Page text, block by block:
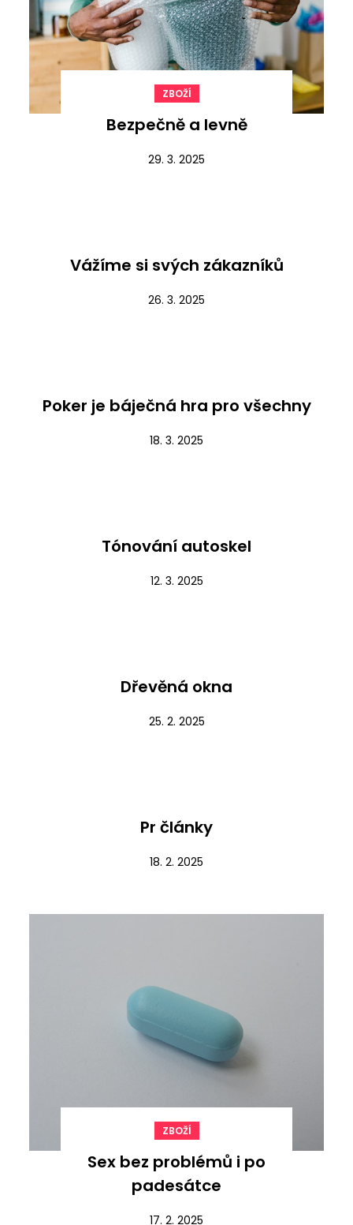
ZBOŽÍ
Bezpečně a levně
29. 3. 2025
Vážíme si svých zákazníků
26. 3. 2025
Poker je báječná hra pro všechny
18. 3. 2025
Tónování autoskel
12. 3. 2025
Dřevěná okna
25. 2. 2025
Pr články
18. 2. 2025
ZBOŽÍ
Sex bez problémů i po
padesátce
17. 2. 2025